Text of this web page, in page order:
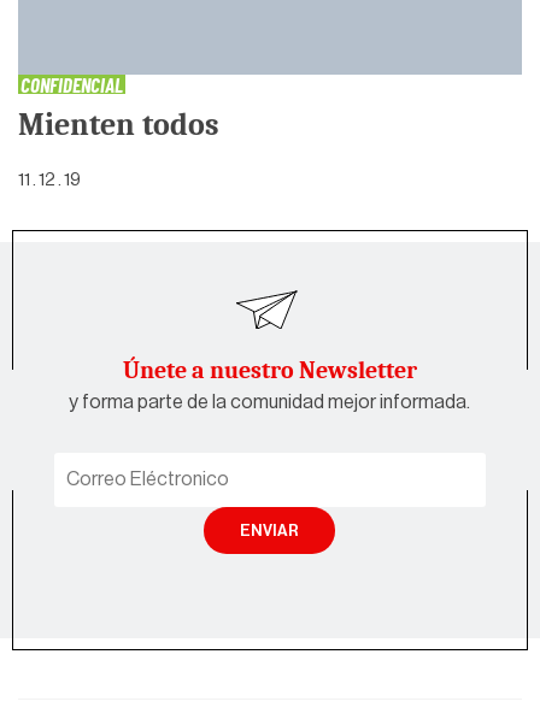
CONFIDENCIAL
Mienten todos
11 . 12 . 19
Únete a nuestro Newsletter
y forma parte de la comunidad mejor informada.
ENVIAR